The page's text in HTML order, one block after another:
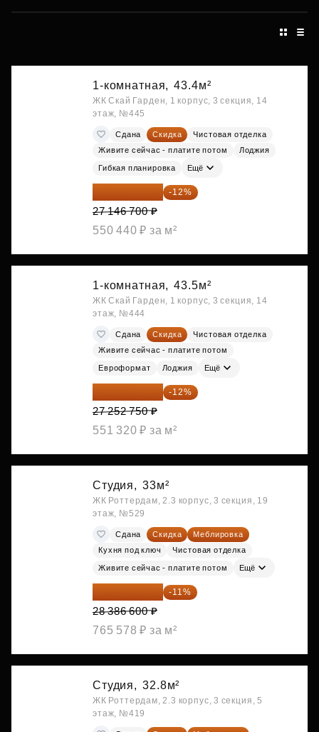
1-комнатная, 43.4м²
ЖК Скай Гарден, 1 корпус, 3 секция, 14
этаж, №445
Сдана Скидка
Чистовая отделка
Живите сейчас - платите потом
Лоджия
Гибкая планировка Ещё
23 889 096 ₽ -12%
27 146 700 ₽
550 440 ₽ за м²
1-комнатная, 43.5м²
ЖК Скай Гарден, 1 корпус, 3 секция, 14
этаж, №444
Сдана Скидка
Чистовая отделка
Живите сейчас - платите потом
Евроформат Лоджия Ещё
23 982 420 ₽ -12%
27 252 750 ₽
551 320 ₽ за м²
Студия, 33м²
ЖК Роттердам, 2.3 корпус, 3 секция, 19
этаж, №529
Сдана Скидка
Меблировка
Кухня под ключ
Чистовая отделка
Живите сейчас - платите потом Ещё
25 264 074 ₽ -11%
28 386 600 ₽
765 578 ₽ за м²
Студия, 32.8м²
ЖК Роттердам, 2.3 корпус, 3 секция, 5
этаж, №419